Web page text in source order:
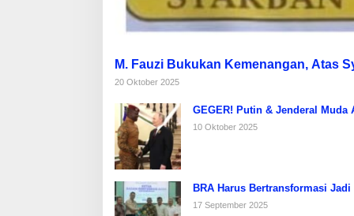
M. Fauzi Bukukan Kemenangan, Atas
20 Oktober 2025
GEGER! Putin & Jenderal
10 Oktober 2025
BRA Harus Bertransformasi
17 September 2025